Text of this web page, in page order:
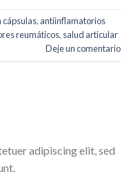
cápsulas, antiinflamatorios
reumáticos, salud articular
Deje un comentario
adipiscing elit, sed